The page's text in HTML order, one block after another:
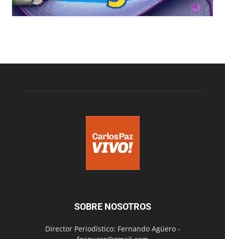
SOBRE NOSOTROS
Director Periodístico: Fernando Agüero -